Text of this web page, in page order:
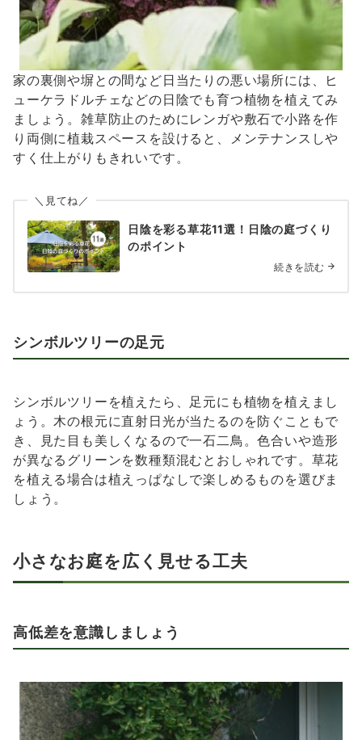
家の裏側や塀との間など日当たりの悪い場所には、ヒ
ューケラドルチェなどの日陰でも育つ植物を植えてみ
ましょう。雑草防止のためにレンガや敷石で小路を作
り両側に植栽スペースを設けると、メンテナンスしや
すく仕上がりもきれいです。
＼見てね／
日陰を彩る草花11選！日陰の庭づくり
のポイント
続きを読む
シンボルツリーの足元
シンボルツリーを植えたら、足元にも植物を植えまし
ょう。木の根元に直射日光が当たるのを防ぐこともで
き、見た目も美しくなるので一石二鳥。色合いや造形
が異なるグリーンを数種類混むとおしゃれです。草花
を植える場合は植えっぱなしで楽しめるものを選びま
しょう。
小さなお庭を広く見せる工夫
高低差を意識しましょう